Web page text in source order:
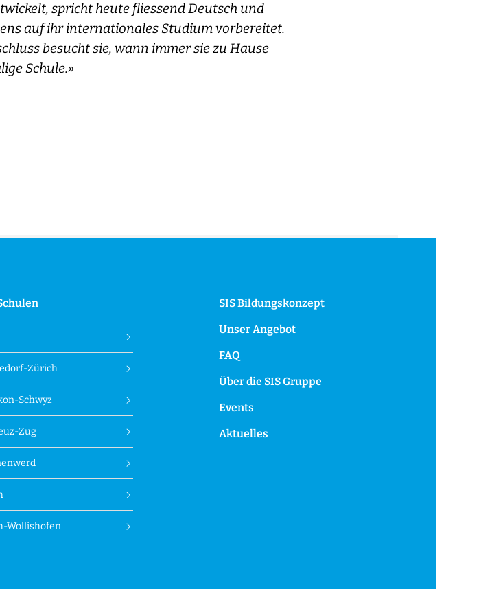
spricht heute fliessend Deutsch und
auf ihr internationales Studium vorbereitet.
besucht sie, wann immer sie zu Hause
Schule.»
Zürich
Schwyz
Zug
Wollishofen
SIS Bildungskonzept
Unser Angebot
FAQ
Über die SIS Gruppe
Events
Aktuelles